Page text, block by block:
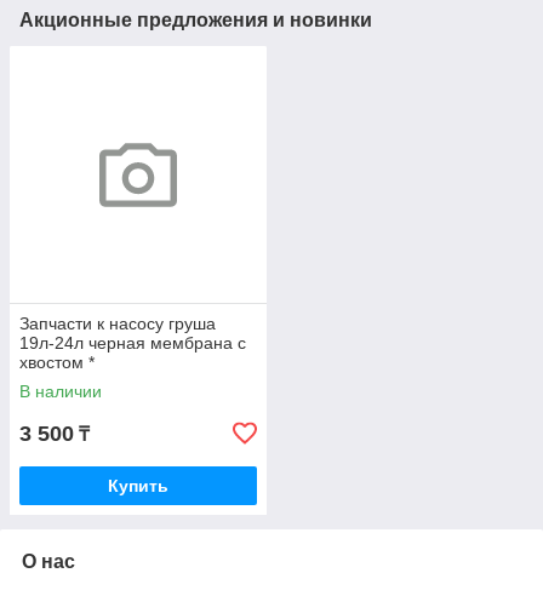
Акционные предложения и новинки
Запчасти к насосу груша
19л-24л черная мембрана с
хвостом *
В наличии
3 500 ₸
Купить
О нас